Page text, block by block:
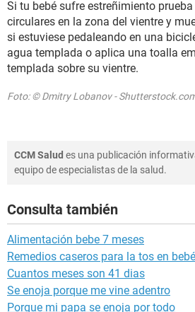
Si tu bebé sufre estreñimiento
circulares en la zona del vientre y
si estuviese pedaleando en una
agua templada o aplica una toalla
templada sobre su vientre.
Foto: © Dmitry Lobanov -
CCM Salud es una publicación
equipo de especialistas de la salud.
Consulta también
Alimentación bebe 7 meses
Remedios caseros para la tos en
Cuantos meses son 41 dias
Se enoja porque me vine adentro
Porque mi papa se enoja por todo